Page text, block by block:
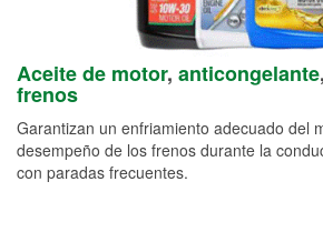
Aceite de motor, anticongelante
frenos
Garantizan un enfriamiento adecuado del
desempeño de los frenos durante la
con paradas frecuentes.